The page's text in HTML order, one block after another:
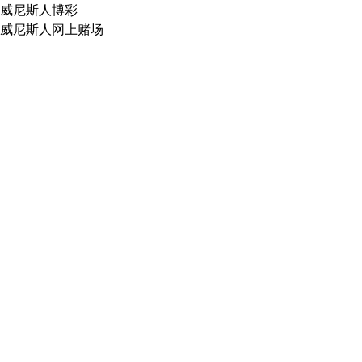
威尼斯人博彩
威尼斯人网上赌场